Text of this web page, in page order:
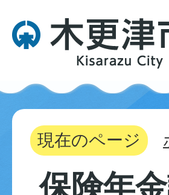
現在のページ
保険年